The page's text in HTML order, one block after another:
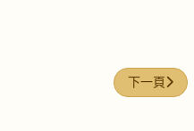
下一篇文章
下一頁